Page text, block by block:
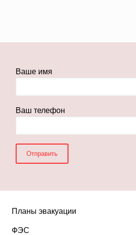
Ваше имя
Ваш телефон
Планы эвакуации
ФЭС